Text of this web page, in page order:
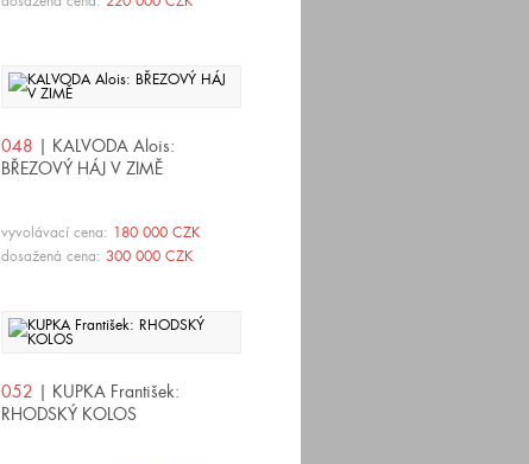
048 | KALVODA Alois:
BŘEZOVÝ HÁJ V ZIMĚ
vyvolávací cena: 180 000 CZK
dosažená cena: 300 000 CZK
052 | KUPKA František:
RHODSKÝ KOLOS